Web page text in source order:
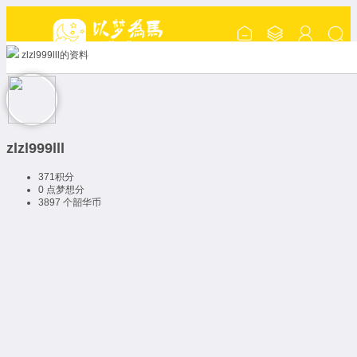
zlzl999lll的资料
zlzl999lll
371积分
0 点梦想分
3897 个韶华币